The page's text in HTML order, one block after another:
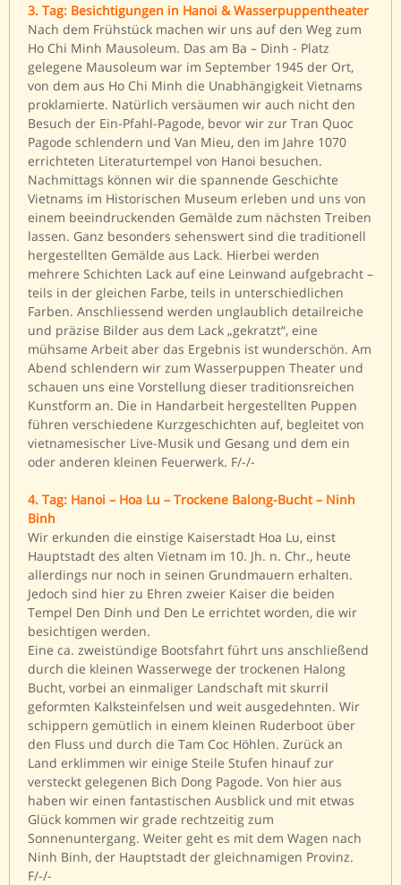
3. Tag: Besichtigungen in Hanoi & Wasserpuppentheater
Nach dem Frühstück machen wir uns auf den Weg zum
Ho Chi Minh Mausoleum. Das am Ba – Dinh - Platz
gelegene Mausoleum war im September 1945 der Ort,
von dem aus Ho Chi Minh die Unabhängigkeit Vietnams
proklamierte. Natürlich versäumen wir auch nicht den
Besuch der Ein-Pfahl-Pagode, bevor wir zur Tran Quoc
Pagode schlendern und Van Mieu, den im Jahre 1070
errichteten Literaturtempel von Hanoi besuchen.
Nachmittags können wir die spannende Geschichte
Vietnams im Historischen Museum erleben und uns von
einem beeindruckenden Gemälde zum nächsten Treiben
lassen. Ganz besonders sehenswert sind die traditionell
hergestellten Gemälde aus Lack. Hierbei werden
mehrere Schichten Lack auf eine Leinwand aufgebracht –
teils in der gleichen Farbe, teils in unterschiedlichen
Farben. Anschliessend werden unglaublich detailreiche
und präzise Bilder aus dem Lack „gekratzt“, eine
mühsame Arbeit aber das Ergebnis ist wunderschön. Am
Abend schlendern wir zum Wasserpuppen Theater und
schauen uns eine Vorstellung dieser traditionsreichen
Kunstform an. Die in Handarbeit hergestellten Puppen
führen verschiedene Kurzgeschichten auf, begleitet von
vietnamesischer Live-Musik und Gesang und dem ein
oder anderen kleinen Feuerwerk. F/-/-
4. Tag: Hanoi – Hoa Lu – Trockene Balong-Bucht – Ninh
Binh
Wir erkunden die einstige Kaiserstadt Hoa Lu, einst
Hauptstadt des alten Vietnam im 10. Jh. n. Chr., heute
allerdings nur noch in seinen Grundmauern erhalten.
Jedoch sind hier zu Ehren zweier Kaiser die beiden
Tempel Den Dinh und Den Le errichtet worden, die wir
besichtigen werden.
Eine ca. zweistündige Bootsfahrt führt uns anschließend
durch die kleinen Wasserwege der trockenen Halong
Bucht, vorbei an einmaliger Landschaft mit skurril
geformten Kalksteinfelsen und weit ausgedehnten. Wir
schippern gemütlich in einem kleinen Ruderboot über
den Fluss und durch die Tam Coc Höhlen. Zurück an
Land erklimmen wir einige Steile Stufen hinauf zur
versteckt gelegenen Bich Dong Pagode. Von hier aus
haben wir einen fantastischen Ausblick und mit etwas
Glück kommen wir grade rechtzeitig zum
Sonnenuntergang. Weiter geht es mit dem Wagen nach
Ninh Binh, der Hauptstadt der gleichnamigen Provinz.
F/-/-